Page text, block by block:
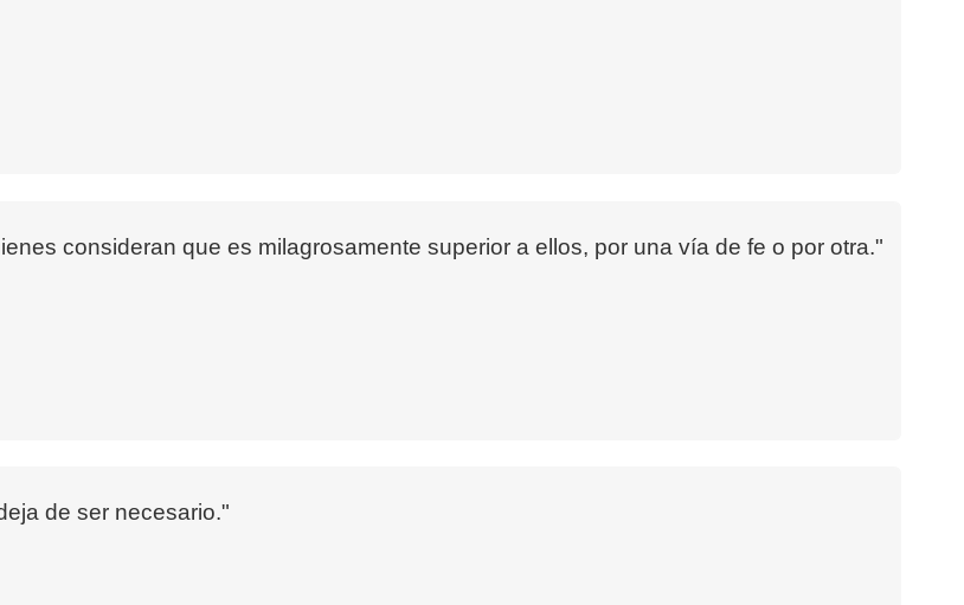
consideran que es milagrosamente superior a ellos, por una vía de fe o por otra."
de ser necesario."